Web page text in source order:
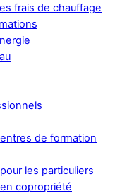
frais de chauffage
de formation
les particuliers
copropriété